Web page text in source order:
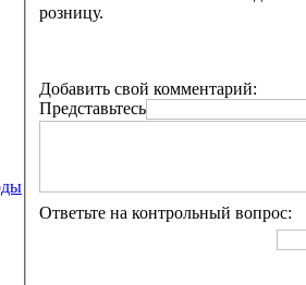
розницу.
Добавить свой комментарий:
Представьтесь
Ответьте на контрольный вопрос: